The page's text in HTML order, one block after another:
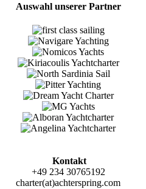
Auswahl unserer Partner
Kontakt
+49 234 30765192
charter(at)achterspring.com